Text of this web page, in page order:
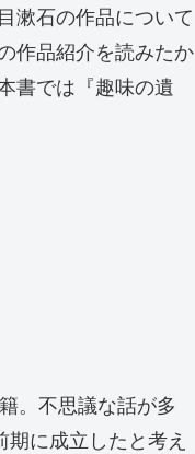
漱石の作品について
作品紹介を読みたか
書では『趣味の遺
。不思議な話が多
に成立したと考え